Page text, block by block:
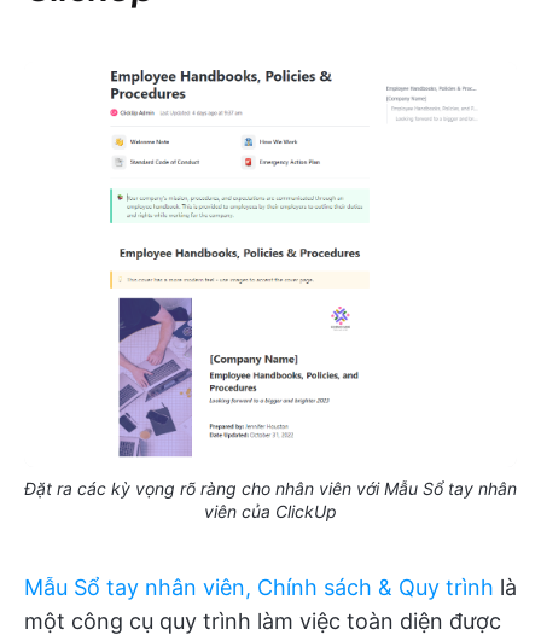
Đặt ra các kỳ vọng rõ ràng cho nhân viên với Mẫu Sổ tay nhân
viên của ClickUp
Mẫu Sổ tay nhân viên, Chính sách & Quy trình là
một công cụ quy trình làm việc toàn diện được